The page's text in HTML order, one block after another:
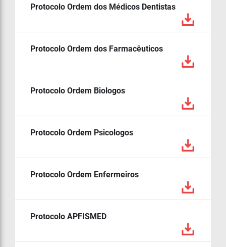
Protocolo Ordem dos Médicos Dentistas
Protocolo Ordem dos Farmacêuticos
Protocolo Ordem Biologos
Protocolo Ordem Psicologos
Protocolo Ordem Enfermeiros
Protocolo APFISMED